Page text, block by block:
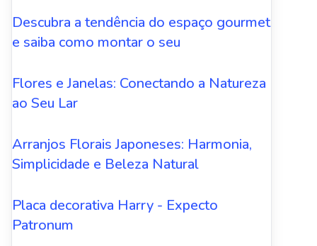
Descubra a tendência do espaço gourmet
e saiba como montar o seu
Flores e Janelas: Conectando a Natureza
ao Seu Lar
Arranjos Florais Japoneses: Harmonia,
Simplicidade e Beleza Natural
Placa decorativa Harry - Expecto
Patronum